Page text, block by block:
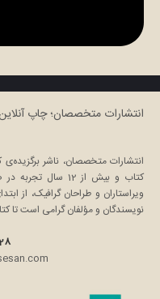
انتشارات متخصصان؛ چاپ
کتاب و بیش از 12
ویراستاران و طراحان گرافیک، از
نویسندگان و مؤلفان گرامی است تا